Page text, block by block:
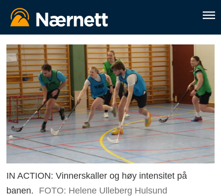
IN ACTION: Vinnerskaller og høy intensitet på
banen.
FOTO: Helene Ulleberg Hulsund